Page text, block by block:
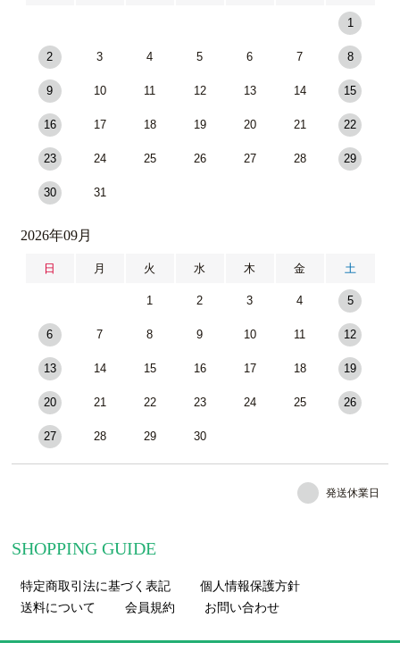
1
2 3 4 5 6 7 8
9 10 11 12 13 14 15
16 17 18 19 20 21 22
23 24 25 26 27 28 29
30 31
2026年09月
日 月 火 水 木 金 土
1 2 3 4 5
6 7 8 9 10 11 12
13 14 15 16 17 18 19
20 21 22 23 24 25 26
27 28 29 30
発送休業日
SHOPPING GUIDE
特定商取引法に基づく表記
個人情報保護方針
送料について
会員規約 お問い合わせ